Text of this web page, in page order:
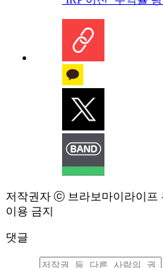
저작권자 ⓒ 브라보마이라이프
이용 금지
댓글